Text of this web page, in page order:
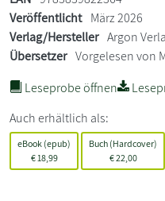
Veröffentlicht März 2026
Verlag/Hersteller Argon
Übersetzer Vorgelesen von
Leseprobe öffnen
Auch erhältlich als:
eBook (epub)
€18,99
Buch (Hardcover)
€22,00